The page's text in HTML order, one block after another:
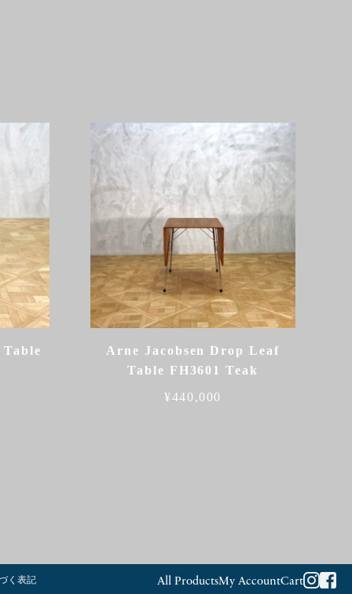
Arne Jacobsen Drop Leaf
Table FH3601 Teak
¥440,000
く表記 All ProductsMy AccountCart